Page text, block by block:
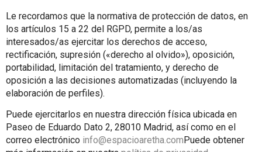
Le recordamos que la normativa de protección de datos, en
los artículos 15 a 22 del RGPD, permite a los/as
interesados/as ejercitar los derechos de acceso,
rectificación, supresión («derecho al olvido»), oposición,
portabilidad, limitación del tratamiento, y derecho de
oposición a las decisiones automatizadas (incluyendo la
elaboración de perfiles).
Puede ejercitarlos en nuestra dirección física ubicada en
Paseo de Eduardo Dato 2, 28010 Madrid, así como en el
correo electrónico info@espacioaretha.comPuede obtener